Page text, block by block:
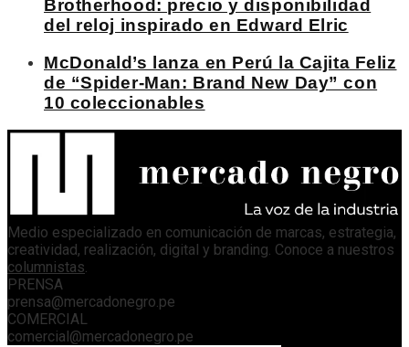
Brotherhood: precio y disponibilidad
del reloj inspirado en Edward Elric
McDonald’s lanza en Perú la Cajita Feliz
de “Spider-Man: Brand New Day” con
10 coleccionables
Medio especializado en comunicación de marcas, estrategia,
creatividad, realización, digital y branding. Conoce a nuestros
columnistas.
PRENSA
prensa@mercadonegro.pe
COMERCIAL
comercial@mercadonegro.pe